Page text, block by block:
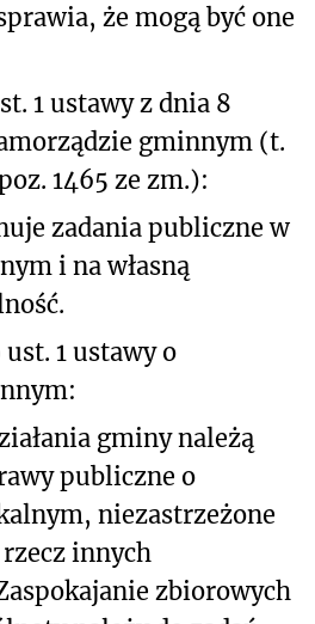
że mogą być one
1 ustawy z dnia 8
gminnym (t.
1465 ze zm.):
zadania publiczne w
i na własną
1 ustawy o
gminy należą
publiczne o
niezastrzeżone
innych
zbiorowych